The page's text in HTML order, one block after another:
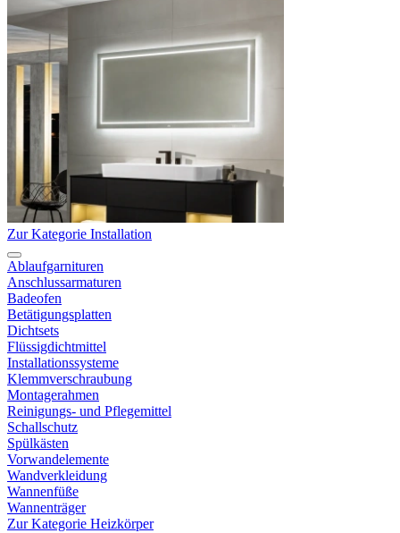
Zur Kategorie Installation
Ablaufgarnituren
Anschlussarmaturen
Badeofen
Betätigungsplatten
Dichtsets
Flüssigdichtmittel
Installationssysteme
Klemmverschraubung
Montagerahmen
Reinigungs- und Pflegemittel
Schallschutz
Spülkästen
Vorwandelemente
Wandverkleidung
Wannenfüße
Wannenträger
Zur Kategorie Heizkörper